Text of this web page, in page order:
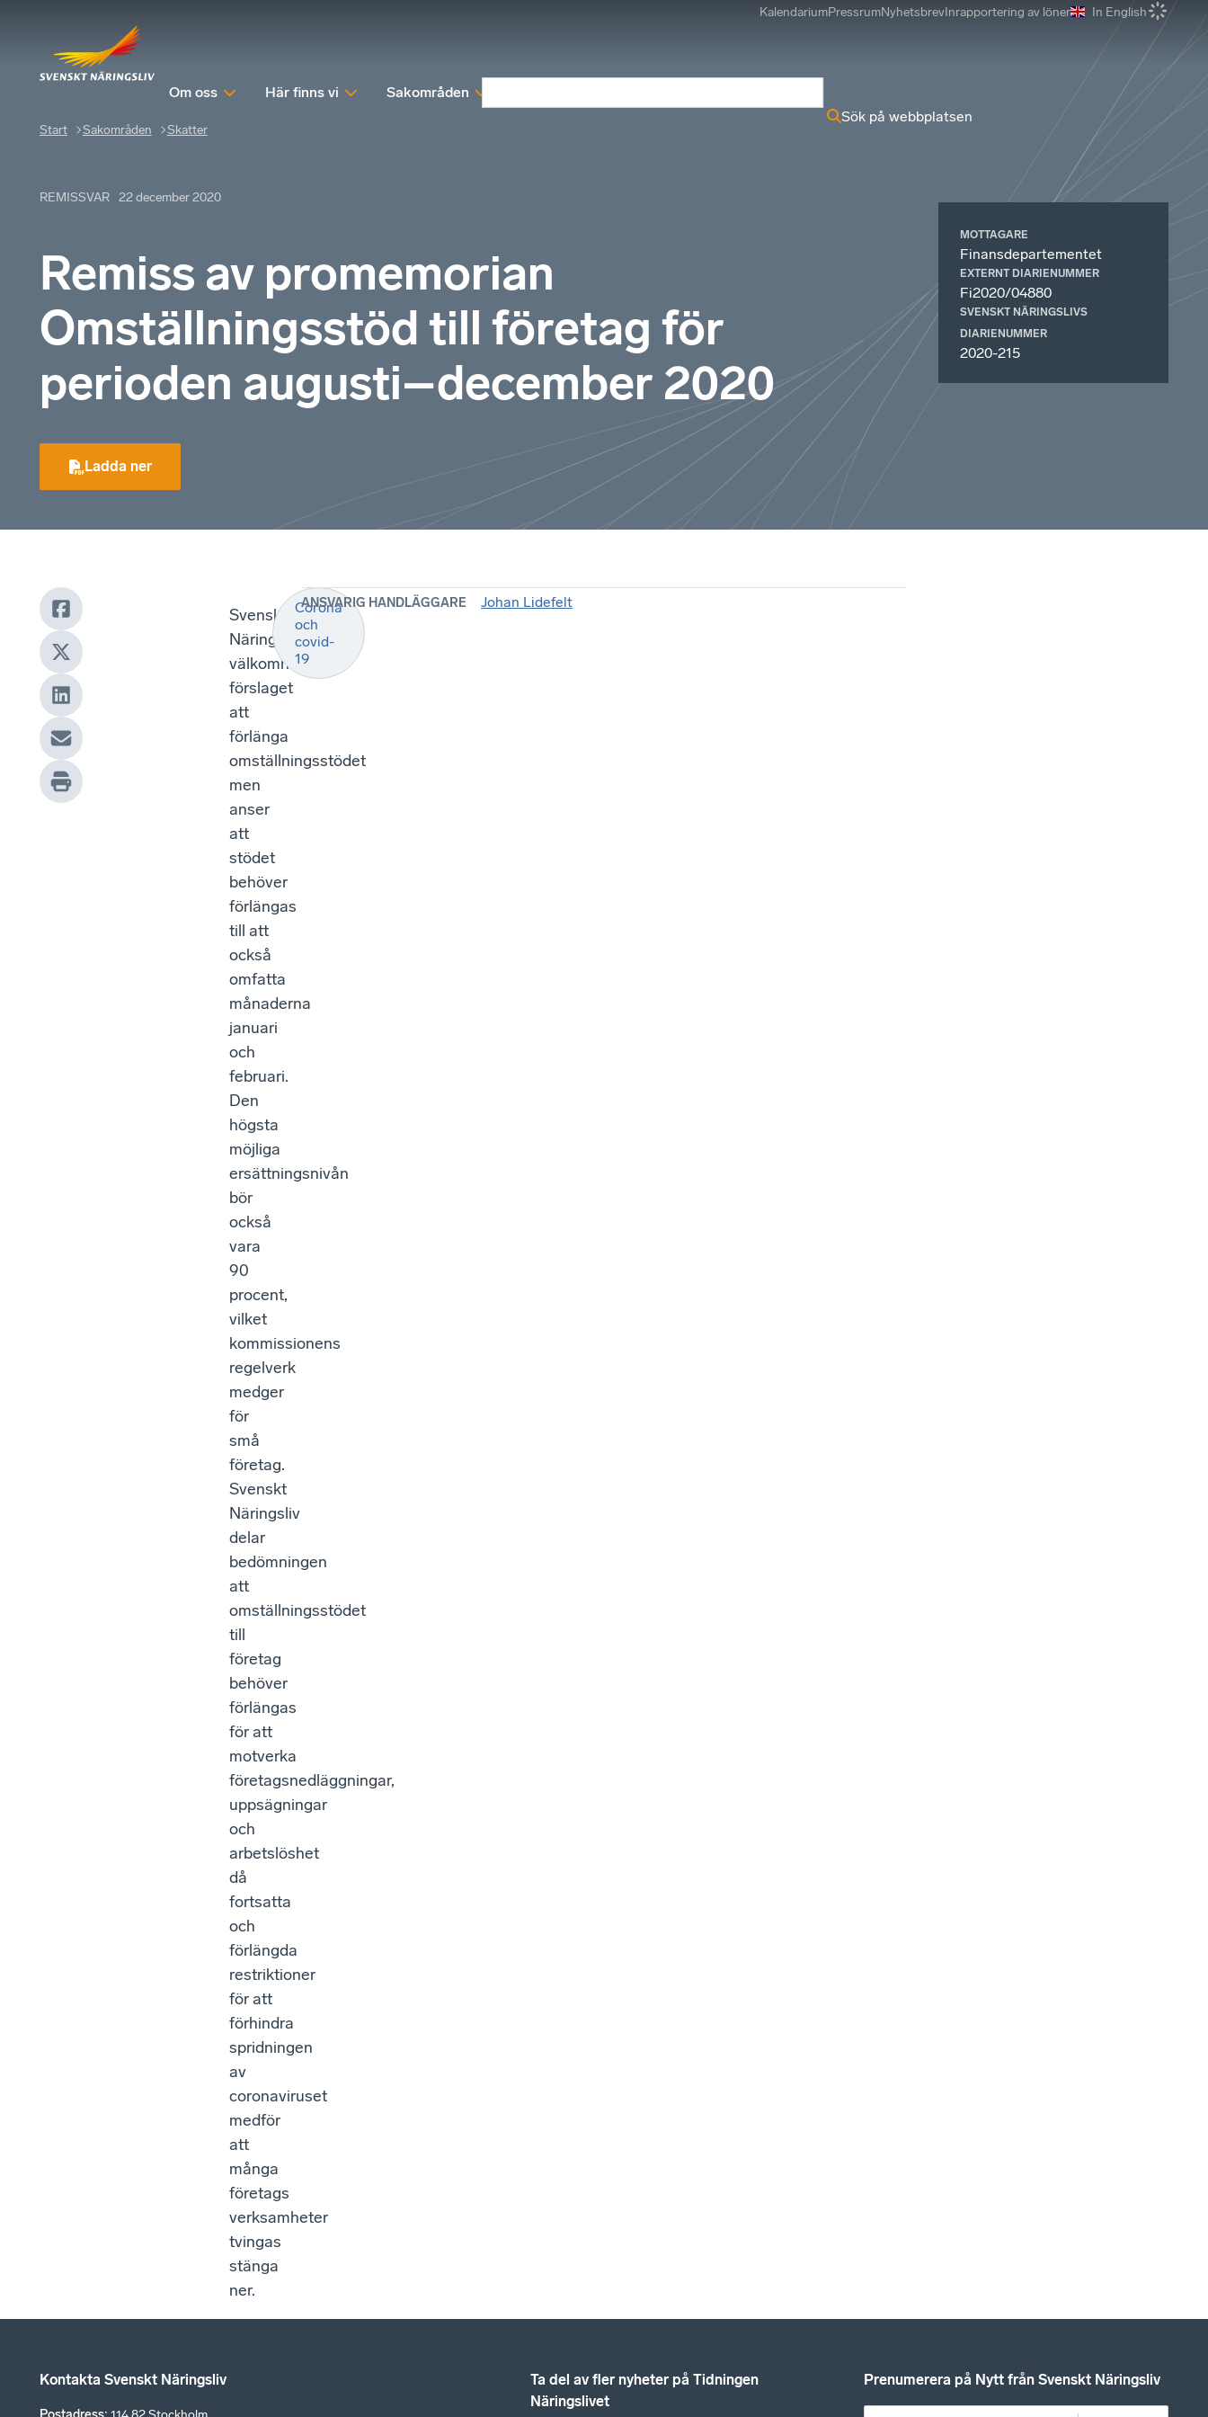
KalendariumPressrumNyhetsbrevInrapportering av löner In English
Om oss Här finns vi Sakområden
Sök på webbplatsen
Start Sakområden Skatter
REMISSVAR 22 december 2020
Remiss av promemorian
Omställningsstöd till företag för
perioden augusti–december 2020
Ladda ner
MOTTAGARE
Finansdepartementet
EXTERNT DIARIENUMMER
Fi2020/04880
SVENSKT NÄRINGSLIVS
DIARIENUMMER
2020-215
Svenskt
Näringsliv
välkomnar
förslaget
att
förlänga
omställningsstödet
men
anser
att
stödet
behöver
förlängas
till att
också
omfatta
månaderna
januari
och
februari.
Den
högsta
möjliga
ersättningsnivån
bör
också
vara
90
procent,
vilket
kommissionens
regelverk
medger
för
små
företag.
Svenskt
Näringsliv
delar
bedömningen
att
omställningsstödet
till
företag
behöver
förlängas
för att
motverka
företagsnedläggningar,
uppsägningar
och
arbetslöshet
då
fortsatta
och
förlängda
restriktioner
för att
förhindra
spridningen
av
coronaviruset
medför
att
många
företags
verksamheter
tvingas
stänga
ner.
Corona
och
covid-
19
ANSVARIG HANDLÄGGARE Johan Lidefelt
Kontakta Svenskt Näringsliv
Ta del av fler nyheter på Tidningen
Näringslivet
Prenumerera på Nytt från Svenskt Näringsliv